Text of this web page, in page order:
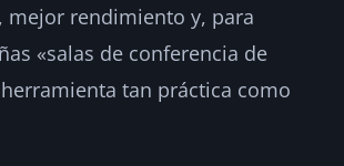
mejor rendimiento y, para
«salas de conferencia de
tan práctica como